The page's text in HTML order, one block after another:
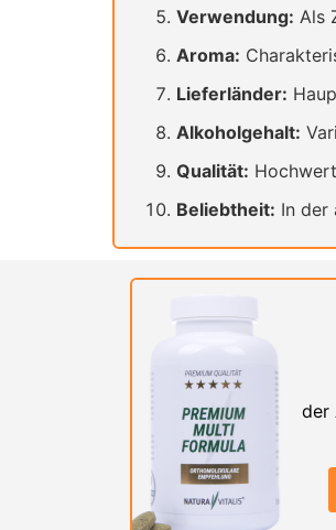
Verwendung: Als
Aroma:
Lieferländer:
Alkoholgehalt:
Qualität:
Beliebtheit: In der
der